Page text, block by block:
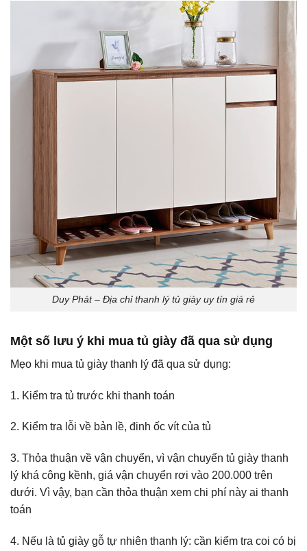
Duy Phát – Địa chỉ thanh lý tủ giày uy tín giá rẻ
Một số lưu ý khi mua tủ giày đã qua sử dụng
Mẹo khi mua tủ giày thanh lý đã qua sử dụng:
1. Kiểm tra tủ trước khi thanh toán
2. Kiểm tra lỗi về bản lề, đinh ốc vít của tủ
3. Thỏa thuận về vận chuyển, vì vận chuyển tủ giày thanh
lý khá công kềnh, giá vận chuyển rơi vào 200.000 trên
dưới. Vì vậy, bạn cần thỏa thuận xem chi phí này ai thanh
toán
4. Nếu là tủ giày gỗ tự nhiên thanh lý: cần kiểm tra coi có bị